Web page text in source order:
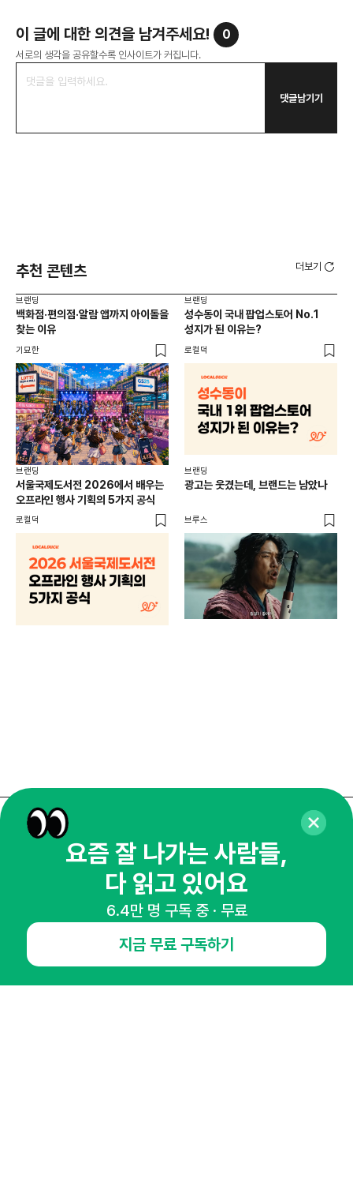
이 글에 대한 의견을 남겨주세요! 0
서로의 생각을 공유할수록 인사이트가 커집니다.
댓글남기기
추천 콘텐츠 더보기
브랜딩
백화점·편의점·알람 앱까지 아이돌을
찾는 이유
기묘한
브랜딩
성수동이 국내 팝업스토어 No.1
성지가 된 이유는?
로컬덕
브랜딩
서울국제도서전 2026에서 배우는
오프라인 행사 기획의 5가지 공식
로컬덕
브랜딩
광고는 웃겼는데, 브랜드는 남았나
브루스
매주 화요일 아침,
마케팅 감각을 깨워 드릴게요!
65,043명의 마케터를 성장시키는 뉴스레터
요즘 잘 나가는 사람들,
다 읽고 있어요
6.4만 명 구독 중 · 무료
지금 무료 구독하기